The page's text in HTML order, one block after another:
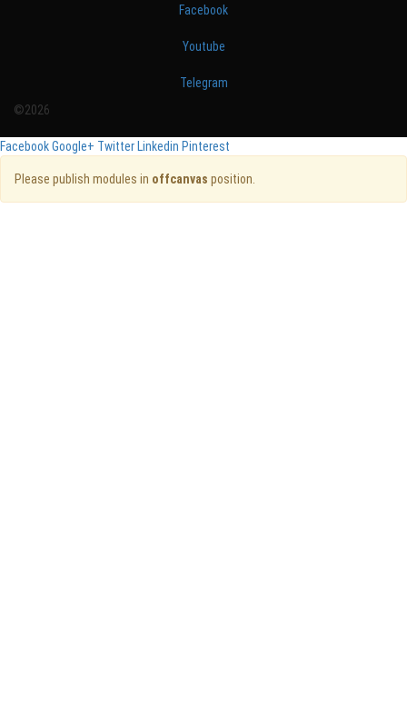
Facebook
Youtube
Telegram
©2026
FacebookGoogle+ TwitterLinkedin Pinterest
Please publish modules in offcanvas position.